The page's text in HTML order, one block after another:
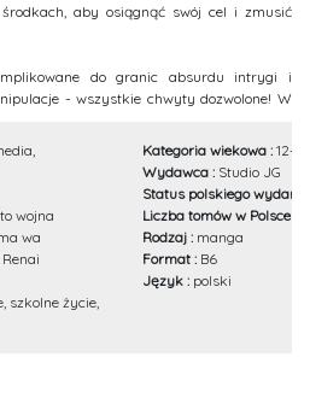
aby osiągnąć swój cel i zmusić
do granic absurdu intrygi i
- wszystkie chwyty dozwolone! W
wojna
wa
szkolne życie,
Kategoria wiekowa : 12+
Wydawca : Studio JG
Status polskiego
Liczba tomów w Polsce :
Rodzaj : manga
Format : B6
Język : polski